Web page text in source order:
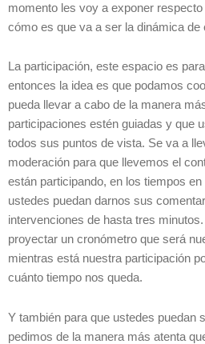
momento les voy a exponer
cómo es que va a ser la dinámica de
La participación, este espacio es
entonces la idea es que podamos
pueda llevar a cabo de la manera
participaciones estén guiadas y que
todos sus puntos de vista. Se va a
moderación para que llevemos el
están participando, en los tiempos
ustedes puedan darnos sus
intervenciones de hasta tres
proyectar un cronómetro que será
mientras está nuestra participación
cuánto tiempo nos queda.
Y también para que ustedes puedan
pedimos de la manera más atenta